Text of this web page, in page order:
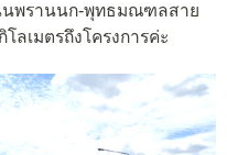
นพรานนก-พุทธมณฑลสาย
ลเมตรถึงโครงการค่ะ